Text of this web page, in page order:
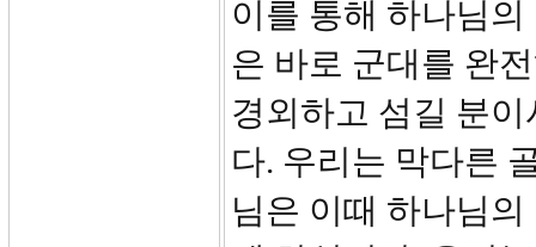
이를 통해 하나님
은 바로 군대를 완
경외하고 섬길 분
다. 우리는 막다른
님은 이때 하나님